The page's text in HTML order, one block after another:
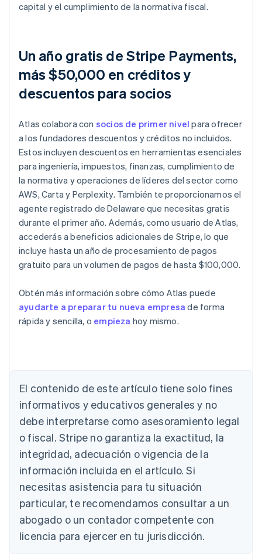
capital y el cumplimiento de la normativa fiscal.
Un año gratis de Stripe Payments,
más $50,000 en créditos y
descuentos para socios
Atlas colabora con socios de primer nivel para ofrecer
a los fundadores descuentos y créditos no incluidos.
Estos incluyen descuentos en herramientas esenciales
para ingeniería, impuestos, finanzas, cumplimiento de
la normativa y operaciones de líderes del sector como
AWS, Carta y Perplexity. También te proporcionamos el
agente registrado de Delaware que necesitas gratis
durante el primer año. Además, como usuario de Atlas,
accederás a beneficios adicionales de Stripe, lo que
incluye hasta un año de procesamiento de pagos
gratuito para un volumen de pagos de hasta $100,000.
Obtén más información sobre cómo Atlas puede
ayudarte a preparar tu nueva empresa de forma
rápida y sencilla, o empieza hoy mismo.
El contenido de este artículo tiene solo fines
informativos y educativos generales y no
debe interpretarse como asesoramiento legal
o fiscal. Stripe no garantiza la exactitud, la
integridad, adecuación o vigencia de la
información incluida en el artículo. Si
necesitas asistencia para tu situación
particular, te recomendamos consultar a un
abogado o un contador competente con
licencia para ejercer en tu jurisdicción.
Alemania
Australia
English
Austria
Deutsch English
Bélgica
NederlandsFrançaisDeutschEnglish
Português English
Bulgaria
English
Canadá
EnglishFrançais